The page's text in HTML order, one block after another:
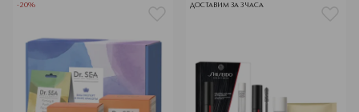
-20% ДОСТАВИМ ЗА 3 ЧАСА